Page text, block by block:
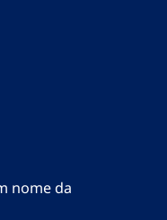
nome da